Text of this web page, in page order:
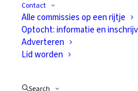
Contact
Alle commissies op een rijtje
Optocht: informatie en
Adverteren
Lid worden
Search
Jeugdtrio